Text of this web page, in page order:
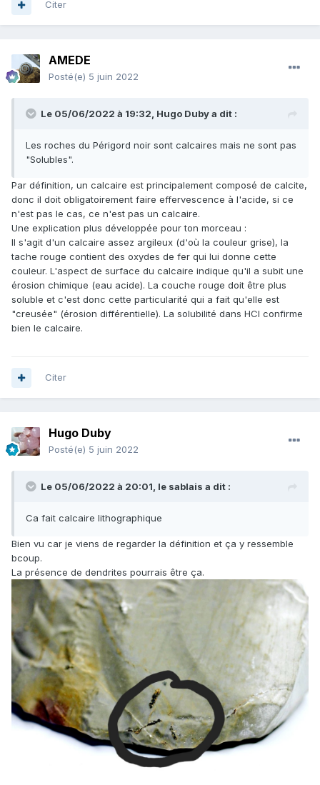
Citer
AMEDE
Posté(e) 5 juin 2022
Le 05/06/2022 à 19:32, Hugo Dubya dit :
Les roches du Périgord noir sont calcaires mais ne sont pas
"Solubles".
Par définition, un calcaire est principalement composé de calcite,
donc il doit obligatoirement faire effervescence à l'acide, si ce
n'est pas le cas, ce n'est pas un calcaire.
Une explication plus développée pour ton morceau :
Il s'agit d'un calcaire assez argileux (d'où la couleur grise), la
tache rouge contient des oxydes de fer qui lui donne cette
couleur. L'aspect de surface du calcaire indique qu'il a subit une
érosion chimique (eau acide). La couche rouge doit être plus
soluble et c'est donc cette particularité qui a fait qu'elle est
"creusée" (érosion différentielle). La solubilité dans HCl confirme
bien le calcaire.
Citer
Hugo Duby
Posté(e) 5 juin 2022
Le 05/06/2022 à 20:01, le sablais a dit :
Ca fait calcaire lithographique
Bien vu car je viens de regarder la définition et ça y ressemble
bcoup.
La présence de dendrites pourrais être ça.